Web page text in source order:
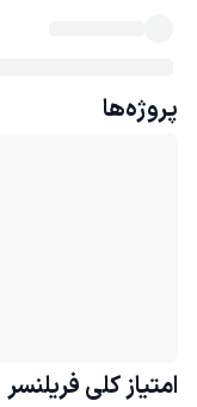
پروژه‌ها
امتیاز کلی فریلنسر